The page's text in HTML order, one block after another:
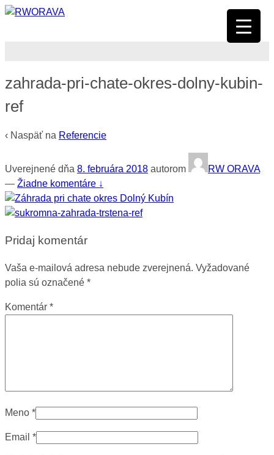
zahrada-pri-chate-okres-dolny-kubin-
ref
‹ Naspäť na Referencie
Uverejnené dňa 8. februára 2018 autorom
RW ORAVA
— Žiadne komentáre ↓
Pridaj komentár
Vaša e-mailová adresa nebude zverejnená. Vyžadované
polia sú označené *
Komentár *
Meno *
Email *